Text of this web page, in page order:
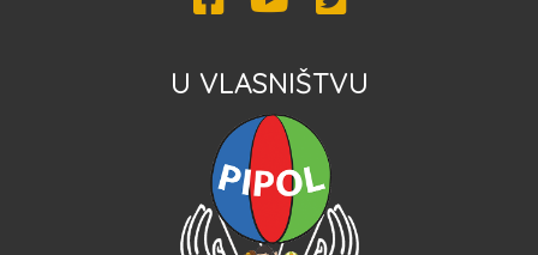
U VLASNIŠTVU